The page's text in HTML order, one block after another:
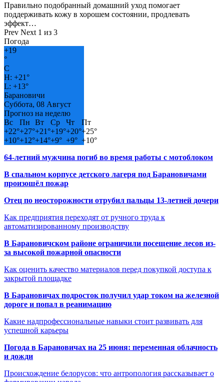
Правильно подобранный домашний уход помогает
поддерживать кожу в хорошем состоянии, продлевать
эффект…
Prev Next 1 из 3
Погода
+19
°
C
H: +21°
L: +13°
Барановичи
Суббота, 08 Август
Прогноз на неделю
Вс
Пн Вт Ср Чт
Пт
+22°+27°+21°+19°+20°+25°
+10°+12°+14°+9° +9° +10°
64-летний мужчина погиб во время работы с мотоблоком
В спальном корпусе детского лагеря под Барановичами
произошёл пожар
Отец по неосторожности отрубил пальцы 13-летней дочери
Как предприятия переходят от ручного труда к
автоматизированному производству
В Барановичском районе ограничили посещение лесов из-
за высокой пожарной опасности
Как оценить качество материалов перед покупкой доступа к
закрытой площадке
В Барановичах подросток получил удар током на железной
дороге и попал в реанимацию
Какие надпрофессиональные навыки стоит развивать для
успешной карьеры
Погода в Барановичах на 25 июня: переменная облачность
и дожди
Происхождение белорусов: что антропология рассказывает о